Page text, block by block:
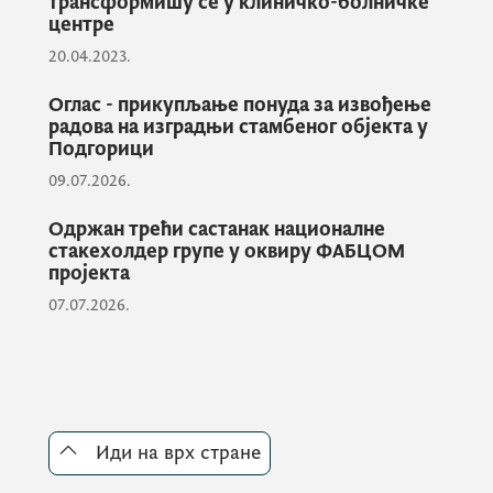
најсавременијих апарата, који ће умногоме
олакшати рад здравственим радницима, а
најсавременију дијагностику,
најквалитетније и најсавременије
лијечење”, казао је министар здравља,
додајући да се испуњава оно што је
обећано грађанима.
Приоритет Владе и Министарства здравља,
услуге, да их лијече и о њиховом здрављу
брину наши љекари.
центре
20.04.2023.
Оглас - прикупљање понуда за извођење
радова на изградњи стамбеног објекта у
Подгорици
09.07.2026.
Одржан трећи састанак националне
стакехолдер групе у оквиру ФАБЦОМ
пројекта
07.07.2026.
Иди на врх стране